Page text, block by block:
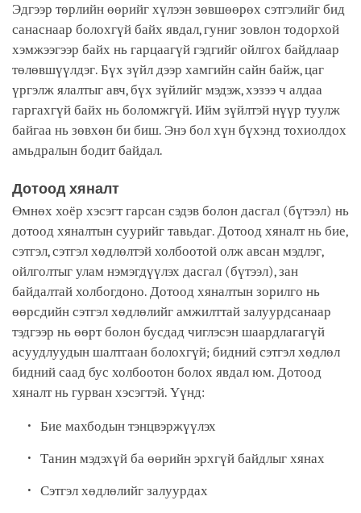
Эдгээр төрлийн өөрийг хүлээн зөвшөөрөх сэтгэлийг бид
санаснаар болохгүй байх явдал, гуниг зовлон тодорхой
хэмжээгээр байх нь гарцаагүй гэдгийг ойлгох байдлаар
төлөвшүүлдэг. Бүх зүйл дээр хамгийн сайн байж, цаг
үргэлж ялалтыг авч, бүх зүйлийг мэдэж, хэзээ ч алдаа
гаргахгүй байх нь боломжгүй. Ийм зүйлтэй нүүр туулж
байгаа нь зөвхөн би биш. Энэ бол хүн бүхэнд тохиолдох
амьдралын бодит байдал.
Дотоод хяналт
Өмнөх хоёр хэсэгт гарсан сэдэв болон дасгал (бүтээл) нь
дотоод хяналтын суурийг тавьдаг. Дотоод хяналт нь бие,
сэтгэл, сэтгэл хөдлөлтэй холбоотой олж авсан мэдлэг,
ойлголтыг улам нэмэгдүүлэх дасгал (бүтээл), зан
байдалтай холбогдоно. Дотоод хяналтын зорилго нь
өөрсдийн сэтгэл хөдлөлийг амжилттай залуурдсанаар
тэдгээр нь өөрт болон бусдад чиглэсэн шаардлагагүй
асуудлуудын шалтгаан болохгүй; бидний сэтгэл хөдлөл
бидний саад бус холбоотон болох явдал юм. Дотоод
хяналт нь гурван хэсэгтэй. Үүнд:
Бие махбодын тэнцвэржүүлэх
Танин мэдэхүй ба өөрийн эрхгүй байдлыг хянах
Сэтгэл хөдлөлийг залуурдах